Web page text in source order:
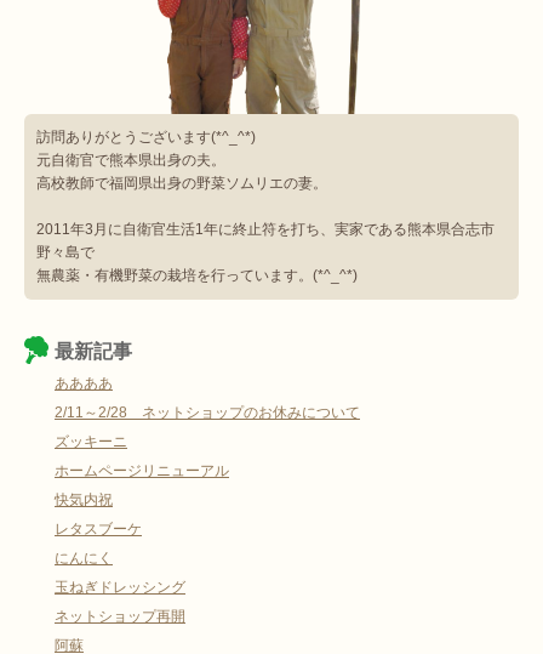
訪問ありがとうございます(*^_^*)
元自衛官で熊本県出身の夫。
高校教師で福岡県出身の野菜ソムリエの妻。
2011年3月に自衛官生活1年に終止符を打ち、実家である熊本県合志市
野々島で
無農薬・有機野菜の栽培を行っています。(*^_^*)
最新記事
ああああ
2/11～2/28 ネットショップのお休みについて
ズッキーニ
ホームページリニューアル
快気内祝
レタスブーケ
にんにく
玉ねぎドレッシング
ネットショップ再開
阿蘇